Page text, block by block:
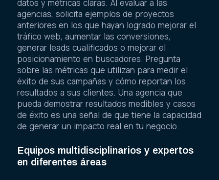
datos y métricas claras. Al evaluar a las
agencias, solicita ejemplos de proyectos
anteriores en los que hayan logrado mejorar el
tráfico web, aumentar las conversiones,
generar leads cualificados o mejorar el
posicionamiento en buscadores. Pregunta
sobre las métricas que utilizan para medir el
éxito de sus campañas y cómo reportan los
resultados a sus clientes. Una agencia que
pueda demostrar resultados medibles y casos
de éxito es una señal de que tiene la capacidad
de generar un impacto real en tu negocio.
Equipos multidisciplinarios y expertos
en diferentes áreas